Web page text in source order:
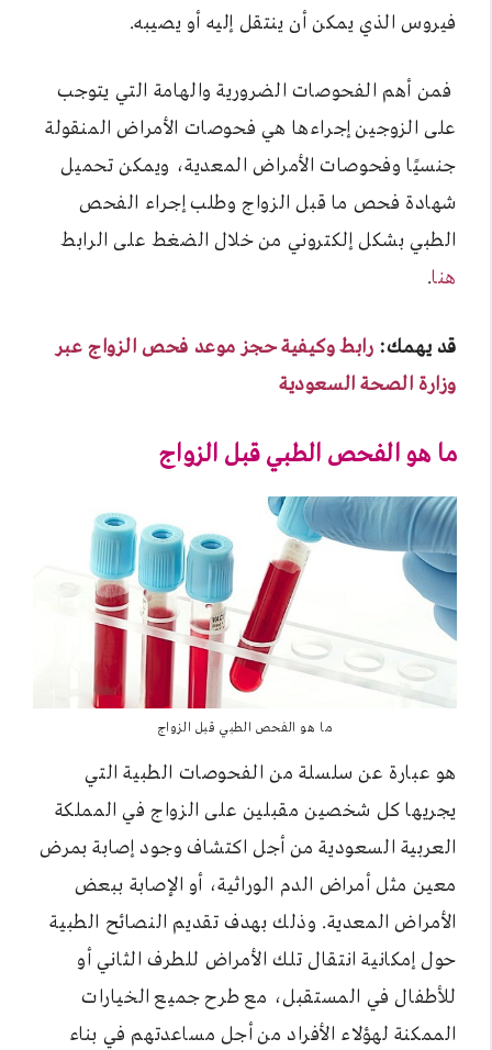
فيروس الذي يمكن أن ينتقل إليه أو يصيبه.
فمن أهم الفحوصات الضرورية والهامة التي يتوجب
على الزوجين إجراءها هي فحوصات الأمراض المنقولة
جنسيًا وفحوصات الأمراض المعدية، ويمكن تحميل
شهادة فحص ما قبل الزواج وطلب إجراء الفحص
الطبي بشكل إلكتروني من خلال الضغط على الرابط
هنا.
قد يهمك: رابط وكيفية حجز موعد فحص الزواج عبر
وزارة الصحة السعودية
ما هو الفحص الطبي قبل الزواج
ما هو الفحص الطبي قبل الزواج
هو عبارة عن سلسلة من الفحوصات الطبية التي
يجريها كل شخصين مقبلين على الزواج في المملكة
العربية السعودية من أجل اكتشاف وجود إصابة بمرض
معين مثل أمراض الدم الوراثية، أو الإصابة ببعض
الأمراض المعدية. وذلك بهدف تقديم النصائح الطبية
حول إمكانية انتقال تلك الأمراض للطرف الثاني أو
للأطفال في المستقبل، مع طرح جميع الخيارات
الممكنة لهؤلاء الأفراد من أجل مساعدتهم في بناء